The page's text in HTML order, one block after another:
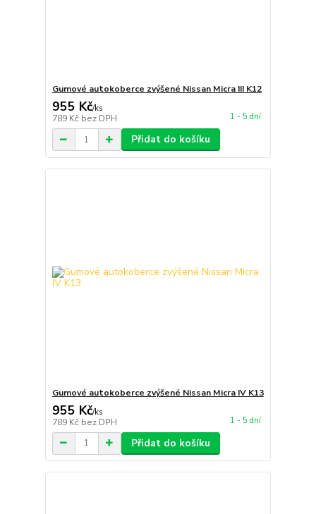
Gumové autokoberce zvýšené Nissan Micra III K12
955 Kč/ks
789 Kč bez DPH 1 - 5 dní
Přidat do košíku
Gumové autokoberce zvýšené Nissan Micra IV K13
955 Kč/ks
789 Kč bez DPH 1 - 5 dní
Přidat do košíku